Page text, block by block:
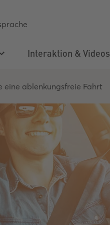
Interaktion & Videos
eine ablenkungsfreie Fahrt